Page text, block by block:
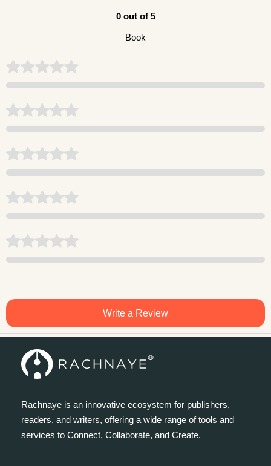
0 out of 5
Book
Write a Review
Rachnaye is an innovative ecosystem for publishers,
readers, and writers, offering a wide range of tools and
services to Connect, Collaborate, and Create.